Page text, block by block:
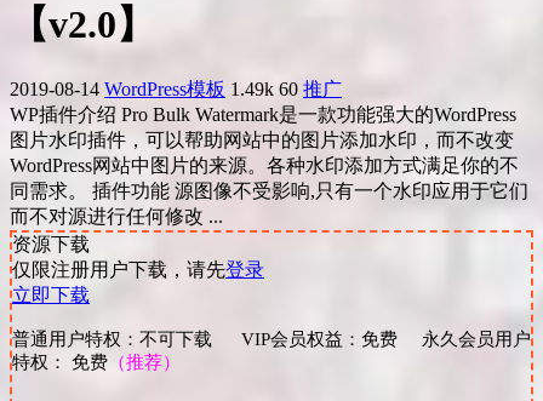
【v2.0】
2019-08-14 WordPress模板 1.49k 60 推广
WP插件介绍 Pro Bulk Watermark是一款功能强大的WordPress
图片水印插件，可以帮助网站中的图片添加水印，而不改变
WordPress网站中图片的来源。各种水印添加方式满足你的不
同需求。 插件功能 源图像不受影响,只有一个水印应用于它们
而不对源进行任何修改 ...
资源下载
仅限注册用户下载，请先登录
立即下载
普通用户特权：不可下载 VIP会员权益：免费 永久会员用户
特权： 免费 （推荐）